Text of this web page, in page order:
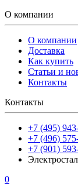
О компании
О компании
Доставка
Как купить
Статьи и
Контакты
Контакты
+7 (495)
+7 (496)
+7 (901)
0